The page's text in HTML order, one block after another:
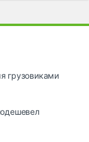
грузовиками